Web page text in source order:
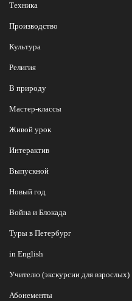
Техника
Производство
Культура
Религия
В природу
Мастер-классы
Живой урок
Интерактив
Выпускной
Новый год
Война и Блокада
Туры в Петербург
in English
Учителю (экскурсии для взрослых)
Абонементы